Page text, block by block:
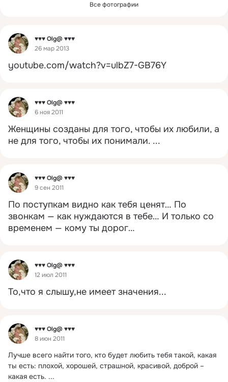
Все фотографии
Фид
♥♥♥ Olg@ ♥♥♥
26 мар 2013
youtube.com/watch?v=ulbZ7-GB76Y
Фид
♥♥♥ Olg@ ♥♥♥
6 ноя 2011
Женщины созданы для того, чтобы их любили, а
не для того, чтобы их понимали. ...
Фид
♥♥♥ Olg@ ♥♥♥
9 сен 2011
По поступкам видно как тебя ценят… По
звонкам — как нуждаются в тебе… И только со
временем — кому ты дорог…
Фид
♥♥♥ Olg@ ♥♥♥
12 июл 2011
То,что я слышу,не имеет значения...
Фид
♥♥♥ Olg@ ♥♥♥
8 июн 2011
Лучше всего найти того, кто будет любить тебя такой, какая
ты есть: плохой, хорошей, страшной, красивой, доброй –
какая есть. ...